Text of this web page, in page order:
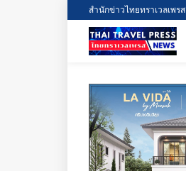
สำนักข่าวไทยทราเวลเพรส